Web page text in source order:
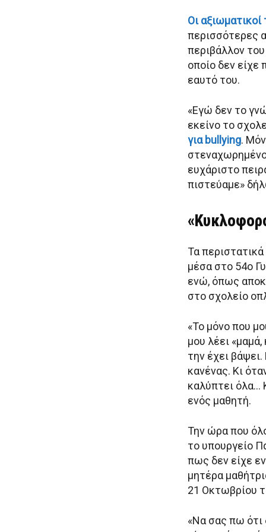
Οι
περισσότερες
περιβάλλον
οποίο δεν είχε
εαυτό του.
«Εγώ δεν το
εκείνο το
για bullying.
ευχάριστο
πιστεύαμε»
Τα
μέσα στο 54ο
ενώ, όπως
στο σχολείο
«Το μόνο που
μου λέει «μαμά,
την έχει βάψει.
κανένας. Κι
καλύπτει όλα…
ενός μαθητή.
Την ώρα που
το υπουργείο
πως δεν είχε
μητέρα
21 Οκτωβρίου
«Να σας πω ότι